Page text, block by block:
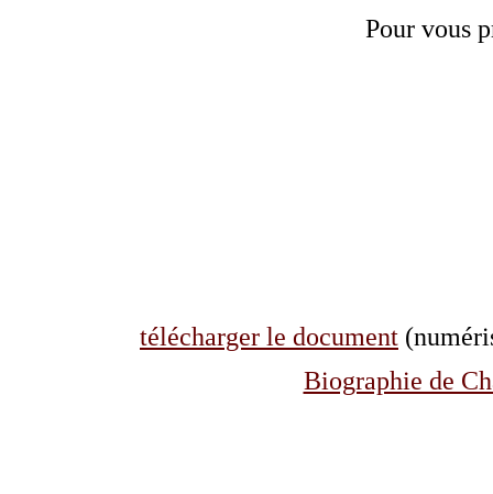
Pour vous
télécharger le document
Biographie de